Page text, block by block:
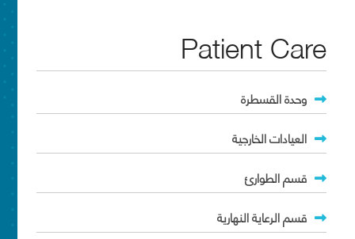
Patient Care
وحدة القسطرة
العيادات الخارجية
قسم الطوارئ
قسم الرعاية النهارية